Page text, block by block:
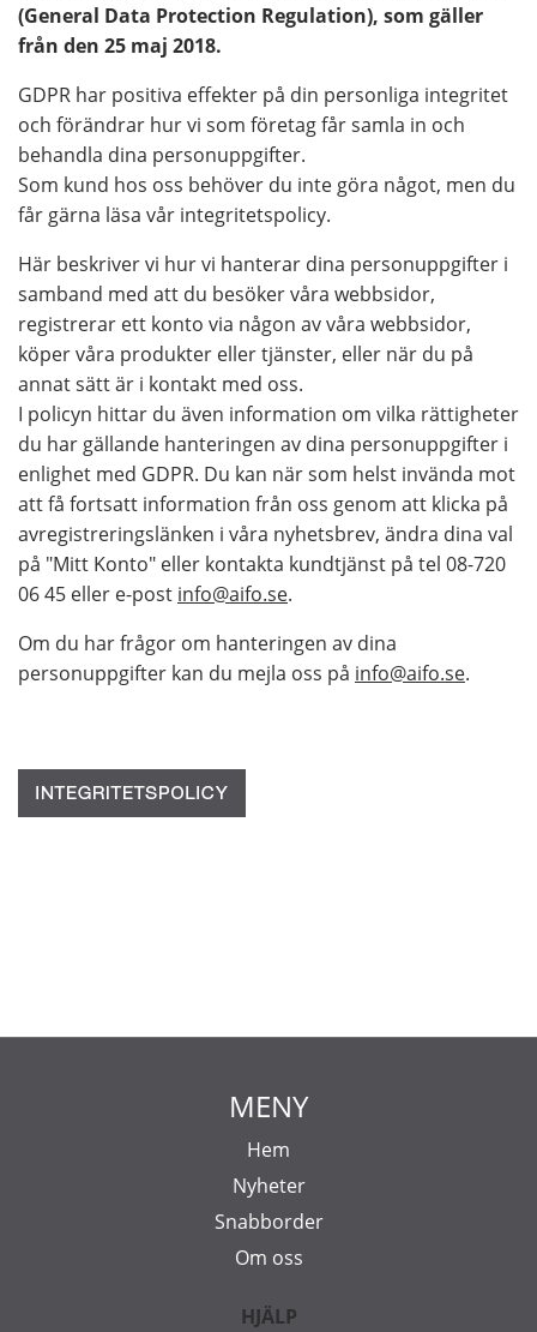
(General Data Protection Regulation), som gäller
från den 25 maj 2018.
GDPR har positiva effekter på din personliga integritet
och förändrar hur vi som företag får samla in och
behandla dina personuppgifter.
Som kund hos oss behöver du inte göra något, men du
får gärna läsa vår integritetspolicy.
Här beskriver vi hur vi hanterar dina personuppgifter i
samband med att du besöker våra webbsidor,
registrerar ett konto via någon av våra webbsidor,
köper våra produkter eller tjänster, eller när du på
annat sätt är i kontakt med oss.
I policyn hittar du även information om vilka rättigheter
du har gällande hanteringen av dina personuppgifter i
enlighet med GDPR. Du kan när som helst invända mot
att få fortsatt information från oss genom att klicka på
avregistreringslänken i våra nyhetsbrev, ändra dina val
på "Mitt Konto" eller kontakta kundtjänst på tel 08-720
06 45 eller e-post info@aifo.se.
Om du har frågor om hanteringen av dina
personuppgifter kan du mejla oss på info@aifo.se.
MENY
Hem
Nyheter
Snabborder
Om oss
HJÄLP